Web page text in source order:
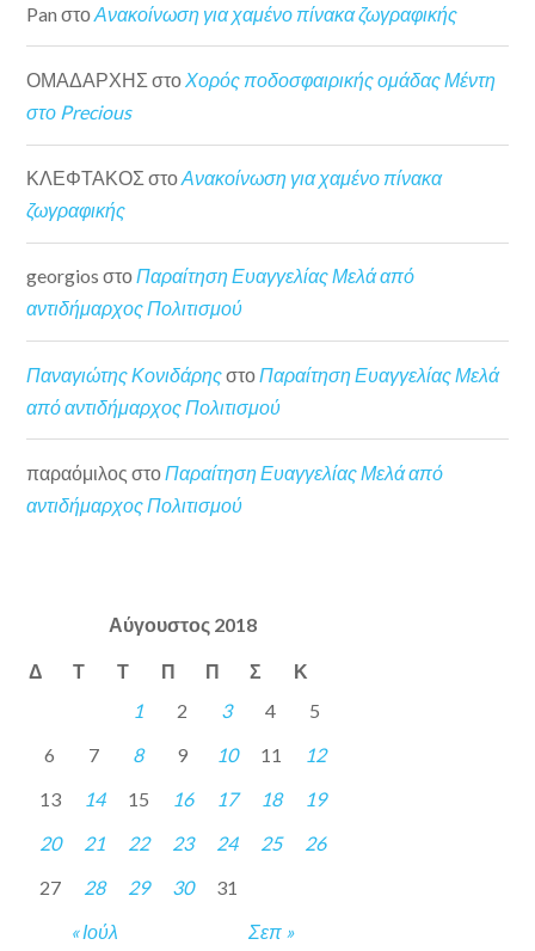
Pan στοΑνακοίνωση για χαμένο πίνακα ζωγραφικής
ΟΜΑΔΑΡΧΗΣ στοΧορός ποδοσφαιρικής ομάδας Μέντη
στο Precious
ΚΛΕΦΤΑΚΟΣ στοΑνακοίνωση για χαμένο πίνακα
ζωγραφικής
georgios στοΠαραίτηση Ευαγγελίας Μελά από
αντιδήμαρχος Πολιτισμού
Παναγιώτης Κονιδάρηςστο Παραίτηση Ευαγγελίας Μελά
από αντιδήμαρχος Πολιτισμού
παραόμιλος στοΠαραίτηση Ευαγγελίας Μελά από
αντιδήμαρχος Πολιτισμού
Αύγουστος 2018
Δ Τ Τ Π Π Σ Κ
« Ιούλ Σεπ »
1 2 3 4
5
6
7 8 9 10 11
12
13
14 15 16 17 18
19
20
21 22 23 24 25
26
27
28 29 30 31